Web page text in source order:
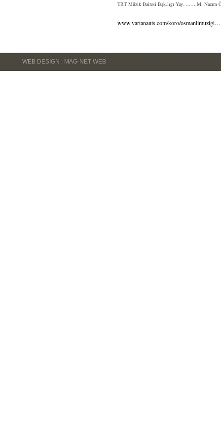
TRT Müzik Dairesi Bşk.lığı Yay. …….M. Nazım
www.vartanants.com/koro/
WEB DESIGN : MAG-NET WEB